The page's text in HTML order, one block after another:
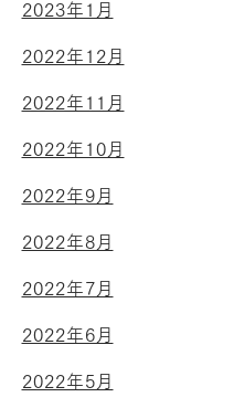
2023年1月
2022年12月
2022年11月
2022年10月
2022年9月
2022年8月
2022年7月
2022年6月
2022年5月